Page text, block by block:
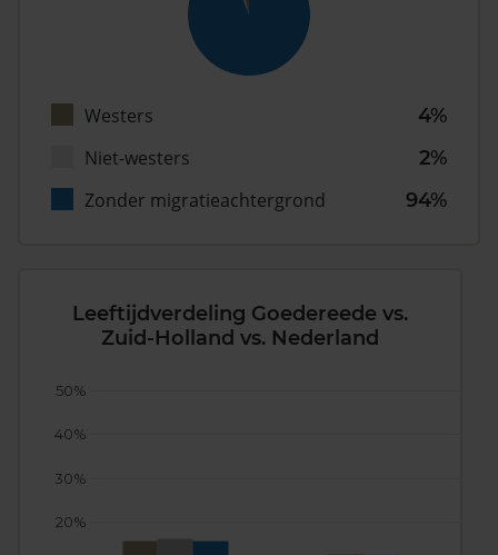
Westers
4%
Niet-westers
2%
Zonder migratieachtergrond
94%
Leeftijdverdeling Goedereede vs.
Zuid-Holland vs. Nederland
20%
30%
40%
50%